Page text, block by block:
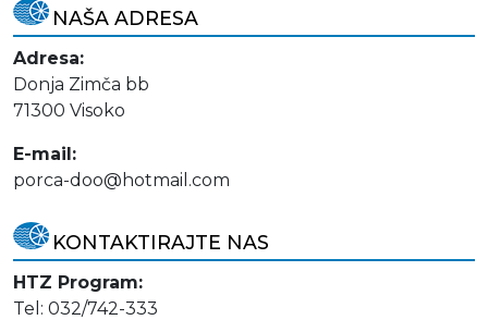
NAŠA ADRESA
Adresa:
Donja Zimča bb
71300 Visoko
E-mail:
porca-doo@hotmail.com
KONTAKTIRAJTE NAS
HTZ Program:
Tel: 032/742-333